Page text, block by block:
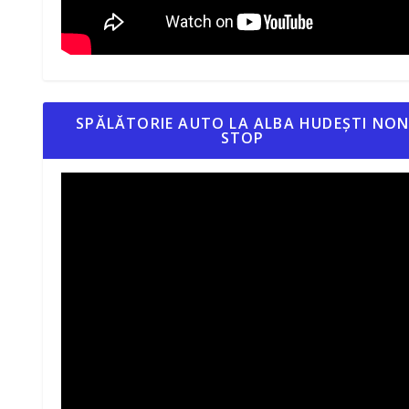
SPĂLĂTORIE AUTO LA ALBA HUDEȘTI NON
STOP